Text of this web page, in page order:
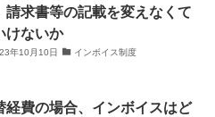
請求書等の記載を変えなくて
けないか
年10月10日 インボイス制度
経費の場合、インボイスはど